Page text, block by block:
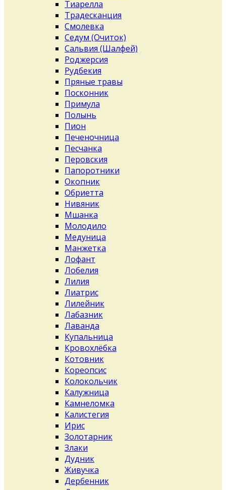
Тиарелла
Традесканция
Смолевка
Седум (Очиток)
Сальвия (Шалфей)
Роджерсия
Рудбекия
Пряные травы
Посконник
Примула
Полынь
Пион
Печеночница
Песчанка
Перовския
Папоротники
Окопник
Обриетта
Нивяник
Мшанка
Молодило
Медуница
Манжетка
Лофант
Лобелия
Лилия
Лиатрис
Лилейник
Лабазник
Лаванда
Купальница
Кровохлёбка
Котовник
Кореопсис
Колокольчик
Калужница
Камнеломка
Калистегия
Ирис
Золотарник
Злаки
Дудник
Живучка
Дербенник